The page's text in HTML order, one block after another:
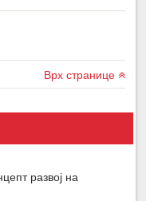
Врх странице
развој на